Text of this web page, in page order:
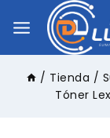
/ Tienda /
Tóner